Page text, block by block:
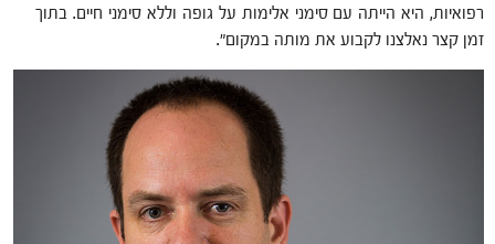
רפואיות, היא הייתה עם סימני אלימות על גופה וללא סימני חיים. בתוך
זמן קצר נאלצנו לקבוע את מותה במקום".